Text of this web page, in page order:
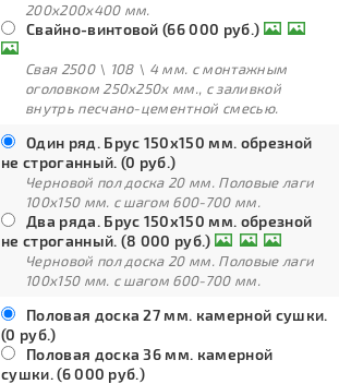
200х200х400 мм.
Свайно-винтовой (66 000 руб.)
Свая 2500 \ 108 \ 4 мм. с монтажным
оголовком 250х250х мм., с заливкой
внутрь песчано-цементной смесью.
Один ряд. Брус 150х150 мм. обрезной
не строганный. (0 руб.)
Черновой пол доска 20 мм. Половые лаги
100х150 мм. с шагом 600-700 мм.
Два ряда. Брус 150х150 мм. обрезной
не строганный. (8 000 руб.)
Черновой пол доска 20 мм. Половые лаги
100х150 мм. с шагом 600-700 мм.
Половая доска 27 мм. камерной сушки.
(0 руб.)
Половая доска 36 мм. камерной
сушки. (6 000 руб.)